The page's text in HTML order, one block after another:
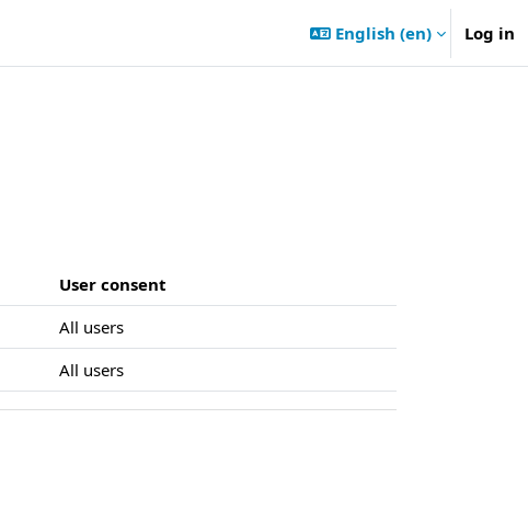
English ‎(en)‎ Log in
User consent
All users
All users